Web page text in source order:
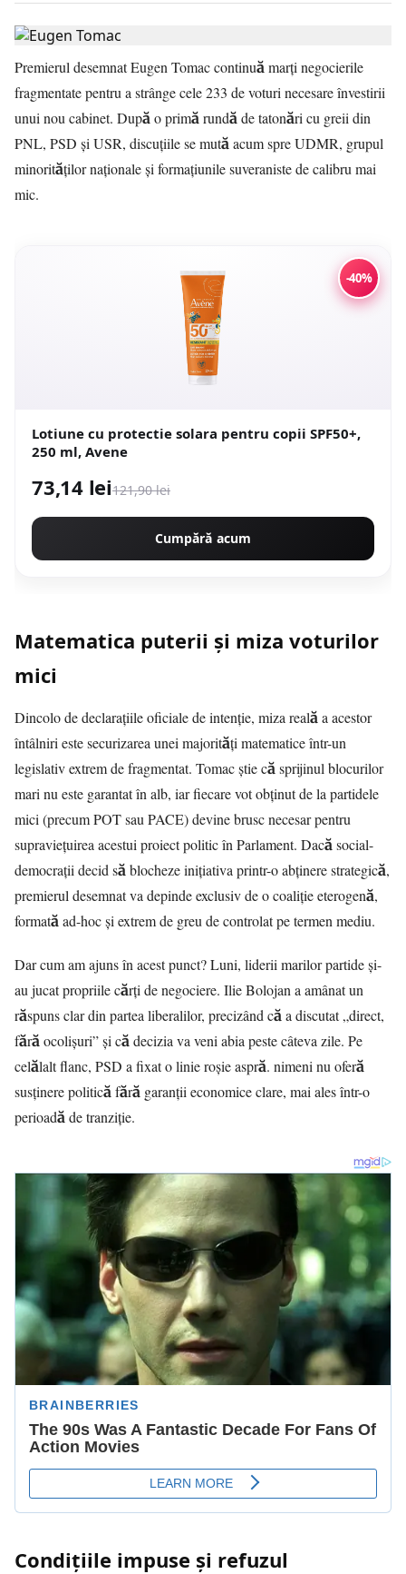
Premierul desemnat Eugen Tomac continuă marți negocierile
fragmentate pentru a strânge cele 233 de voturi necesare învestirii
unui nou cabinet. După o primă rundă de tatonări cu greii din
PNL, PSD și USR, discuțiile se mută acum spre UDMR, grupul
minorităților naționale și formațiunile suveraniste de calibru mai
mic.
-40%
Lotiune cu protectie solara pentru copii SPF50+,
250 ml, Avene
73,14 lei121,90 lei
Cumpără acum
Matematica puterii și miza voturilor
mici
Dincolo de declarațiile oficiale de intenție, miza reală a acestor
întâlniri este securizarea unei majorități matematice într-un
legislativ extrem de fragmentat. Tomac știe că sprijinul blocurilor
mari nu este garantat în alb, iar fiecare vot obținut de la partidele
mici (precum POT sau PACE) devine brusc necesar pentru
supraviețuirea acestui proiect politic în Parlament. Dacă social-
democrații decid să blocheze inițiativa printr-o abținere strategică,
premierul desemnat va depinde exclusiv de o coaliție eterogenă,
formată ad-hoc și extrem de greu de controlat pe termen mediu.
Dar cum am ajuns în acest punct? Luni, liderii marilor partide și-
au jucat propriile cărți de negociere. Ilie Bolojan a amânat un
răspuns clar din partea liberalilor, precizând că a discutat „direct,
fără ocolișuri” și că decizia va veni abia peste câteva zile. Pe
celălalt flanc, PSD a fixat o linie roșie aspră. nimeni nu oferă
susținere politică fără garanții economice clare, mai ales într-o
perioadă de tranziție.
Condițiile impuse și refuzul